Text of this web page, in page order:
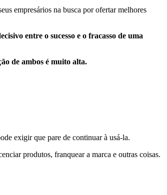
empresários na busca por ofertar melhores
entre o sucesso e o fracasso de uma
de ambos é muito alta.
exigir que pare de continuar à usá-la.
produtos, franquear a marca e outras coisas.